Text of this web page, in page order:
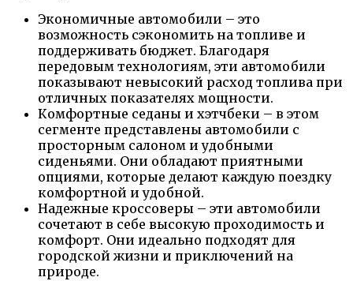
Экономичные автомобили – это
возможность сэкономить на топливе и
поддерживать бюджет. Благодаря
передовым технологиям, эти автомобили
показывают невысокий расход топлива при
отличных показателях мощности.
Комфортные седаны и хэтчбеки – в этом
сегменте представлены автомобили с
просторным салоном и удобными
сиденьями. Они обладают приятными
опциями, которые делают каждую поездку
комфортной и удобной.
Надежные кроссоверы – эти автомобили
сочетают в себе высокую проходимость и
комфорт. Они идеально подходят для
городской жизни и приключений на
природе.